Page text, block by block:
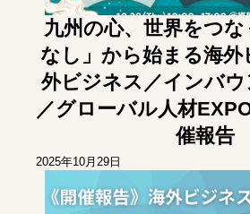
九州の心、世界をつ
なし」から始まる海
外ビジネス／インバ
／グローバル人材
催報告
2025年10月29日